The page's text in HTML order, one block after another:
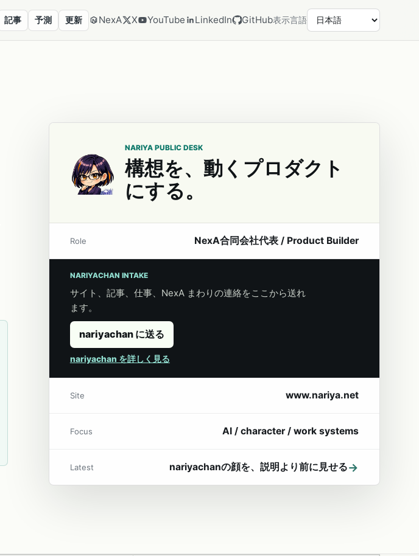
記事 予測 更新 NexA X YouTube LinkedIn GitHub表示言語
NARIYA PUBLIC DESK
構想を、動くプロダクト
にする。
Role NexA合同会社代表 / Product Builder
NARIYACHAN INTAKE
サイト、記事、仕事、NexA まわりの連絡をここから送れ
ます。
nariyachan に送る
nariyachan を詳しく見る
Site www.nariya.net
Focus AI / character / work systems
Latest nariyachanの顔を、説明より前に見せる→